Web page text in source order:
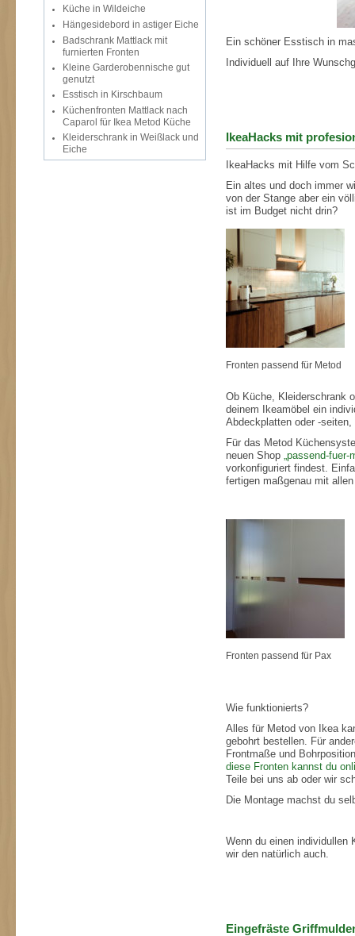
Küche in Wildeiche
Hängesidebord in astiger Eiche
Badschrank Mattlack mit
furnierten Fronten
Kleine Garderobennische gut
genutzt
Esstisch in Kirschbaum
Küchenfronten Mattlack nach
Caparol für Ikea Metod Küche
Kleiderschrank in Weißlack und
Eiche
Ein schöner Esstisch in
Individuell auf Ihre
IkeaHacks mit
IkeaHacks mit Hilfe vom
Ein altes und doch immer
von der Stange aber ein
ist im Budget nicht drin?
Fronten passend für Metod
Ob Küche, Kleiderschrank
deinem Ikeamöbel ein
Abdeckplatten oder -
Für das Metod
neuen Shop „passend-fuer-
vorkonfiguriert findest.
fertigen maßgenau mit
Fronten passend für Pax
Wie funktionierts?
Alles für Metod von Ikea
gebohrt bestellen. Für
Frontmaße und
diese Fronten kannst du
Teile bei uns ab oder wir
Die Montage machst du
Wenn du einen individullen
wir den natürlich auch.
Eingefräste